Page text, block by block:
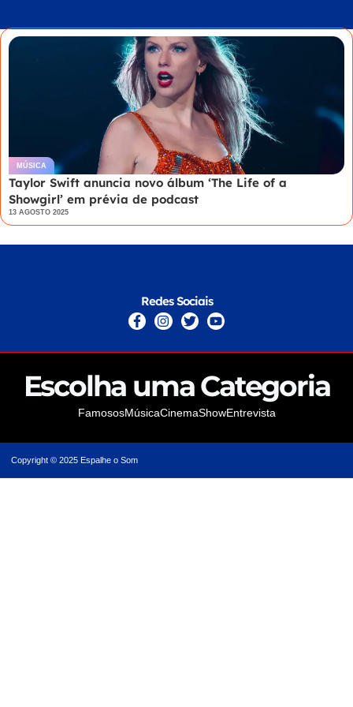
MÚSICA
Taylor Swift anuncia novo álbum ‘The Life of a
Showgirl’ em prévia de podcast
13 AGOSTO 2025
Redes Sociais
Escolha uma Categoria
FamososMúsicaCinemaShowEntrevista
Copyright © 2025 Espalhe o Som